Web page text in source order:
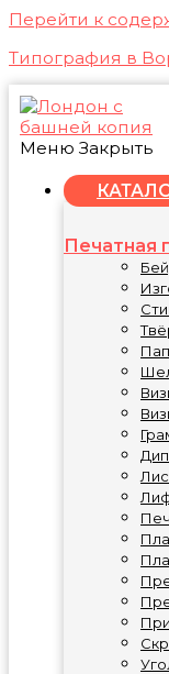
Перейти к
Типография в
Меню Закрыть
Печатная